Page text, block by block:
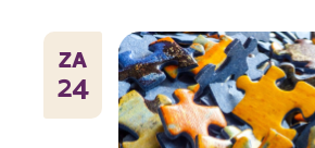
ZA
24